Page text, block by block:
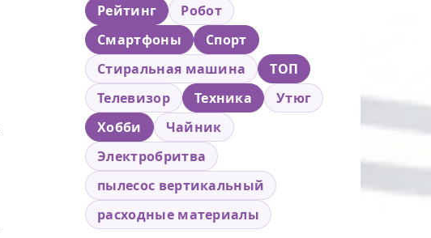
Рейтинг
Робот
Смартфоны
Спорт
Стиральная машина
ТОП
Телевизор
Техника
Утюг
Хобби
Чайник
Электробритва
пылесос вертикальный
расходные материалы